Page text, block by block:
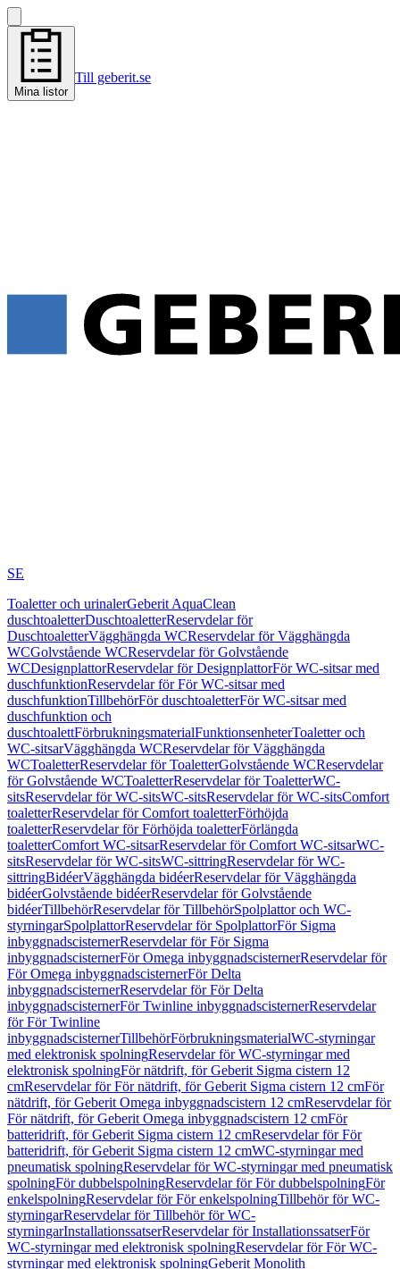
Mina listor
Till geberit.se
SE
Toaletter och urinalerGeberit AquaClean
duschtoaletterDuschtoaletterReservdelar för
DuschtoaletterVägghängda WCReservdelar för Vägghängda
WCGolvstående WCReservdelar för Golvstående
WCDesignplattorReservdelar för DesignplattorFör WC-sitsar med
duschfunktionReservdelar för För WC-sitsar med
duschfunktionTillbehörFör duschtoaletterFör WC-sitsar med
duschfunktion och
duschtoalettFörbrukningsmaterialFunktionsenheterToaletter och
WC-sitsarVägghängda WCReservdelar för Vägghängda
WCToaletterReservdelar för ToaletterGolvstående WCReservdelar
för Golvstående WCToaletterReservdelar för ToaletterWC-
sitsReservdelar för WC-sitsWC-sitsReservdelar för WC-sitsComfort
toaletterReservdelar för Comfort toaletterFörhöjda
toaletterReservdelar för Förhöjda toaletterFörlängda
toaletterComfort WC-sitsarReservdelar för Comfort WC-sitsarWC-
sitsReservdelar för WC-sitsWC-sittringReservdelar för WC-
sittringBidéerVägghängda bidéerReservdelar för Vägghängda
bidéerGolvstående bidéerReservdelar för Golvstående
bidéerTillbehörReservdelar för TillbehörSpolplattor och WC-
styrningarSpolplattorReservdelar för SpolplattorFör Sigma
inbyggnadscisternerReservdelar för För Sigma
inbyggnadscisternerFör Omega inbyggnadscisternerReservdelar för
För Omega inbyggnadscisternerFör Delta
inbyggnadscisternerReservdelar för För Delta
inbyggnadscisternerFör Twinline inbyggnadscisternerReservdelar
för För Twinline
inbyggnadscisternerTillbehörFörbrukningsmaterialWC-styrningar
med elektronisk spolningReservdelar för WC-styrningar med
elektronisk spolningFör nätdrift, för Geberit Sigma cistern 12
cmReservdelar för För nätdrift, för Geberit Sigma cistern 12 cmFör
nätdrift, för Geberit Omega inbyggnadscistern 12 cmReservdelar för
För nätdrift, för Geberit Omega inbyggnadscistern 12 cmFör
batteridrift, för Geberit Sigma cistern 12 cmReservdelar för För
batteridrift, för Geberit Sigma cistern 12 cmWC-styrningar med
pneumatisk spolningReservdelar för WC-styrningar med pneumatisk
spolningFör dubbelspolningReservdelar för För dubbelspolningFör
enkelspolningReservdelar för För enkelspolningTillbehör för WC-
styrningarReservdelar för Tillbehör för WC-
styrningarInstallationssatserReservdelar för InstallationssatserFör
WC-styrningar med elektronisk spolningReservdelar för För WC-
styrningar med elektronisk spolningGeberit Monolith